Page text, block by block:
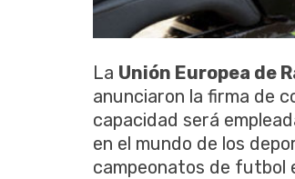
La Unión Europea de
anunciaron la firma de
capacidad será
en el mundo de los
campeonatos de futbol